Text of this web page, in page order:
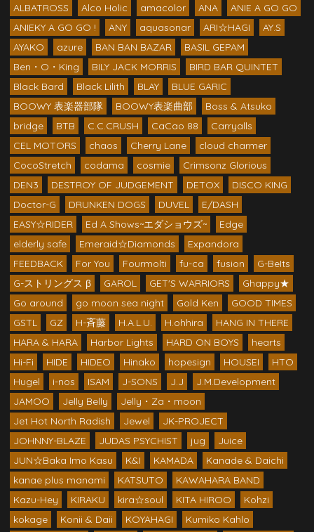
ALBATROSS
Alco Holic amacolor ANA
ANIE A GO GO
ANIEKY A GO GO !
ANY aquasonar ARI☆HAGI
AY.S
AYAKO
azure BAN BAN BAZAR
BASIL GEPAM
Ben・O・King
BILY JACK MORRIS
BIRD BAR QUINTET
Black Bard
Black Lilith BLAY
BLUE GARIC
BOOWY 表楽器部隊
BOOWY表楽曲部
Boss & Atsuko
bridge
BTB C.C.CRUSH CaCao 88
Carryalls
CEL MOTORS
chaos Cherry Lane
cloud charmer
CocoStretch
codama cosmie
Crimsonz Glorious
DEN3
DESTROY OF JUDGEMENT DETOX
DISCO KING
Doctor-G
DRUNKEN DOGS DUVEL
E/DASH
EASY☆RIDER
Ed A Shows~エダショウズ~
Edge
elderly safe
Emeraid☆Diamonds
Expandora
FEEDBACK
For You Fourmolti fu-ca fusion
G-BeIts
G-ストリングス β
GAROL GET'S WARRIORS
Ghappy★
Go around
go moon sea night Gold Ken
GOOD TIMES
GSTL
GZ H-斉藤 H.A.L.U. H.ohhira
HANG IN THERE
HARA & HARA
Harbor Lights HARD ON BOYS
hearts
Hi-Fi
HIDE HIDEO Hinako hopesign HOUSEI
HTO
Hugel
i-nos ISAM J-SONS J.J
J.M.Development
JAMOO
Jelly Belly
Jelly・Za・moon
Jet Hot North Radish
Jewel
JK-PROJECT
JOHNNY-BLAZE
JUDAS PSYCHIST jug
Juice
JUN☆Baka Imo Kasu
K&I KAMADA
Kanade & Daichi
kanae plus manami
KATSUTO
KAWAHARA BAND
Kazu-Hey
KIRAKU kira☆soul KITA HIROO
Kohzi
kokage
Konii & Daii KOYAHAGI
Kumiko Kahlo